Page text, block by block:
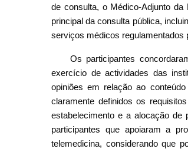
de consulta, o Médico-Adjunto
principal da consulta pública,
serviços médicos regulamentados
Os participantes
exercício de actividades das
opiniões em relação ao
claramente definidos os
estabelecimento e a alocação
participantes que apoiaram a
telemedicina, considerando que